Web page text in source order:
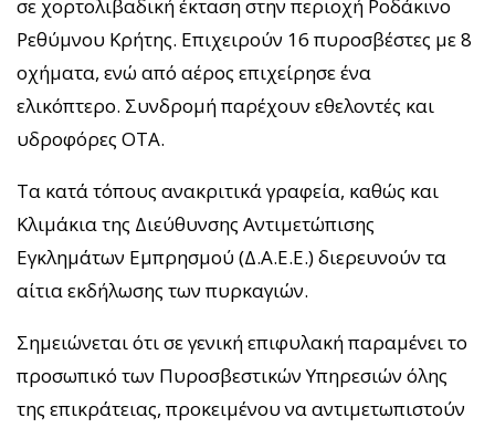
σε χορτολιβαδική έκταση στην περιοχή Ροδάκινο
Ρεθύμνου Κρήτης. Επιχειρούν 16 πυροσβέστες με 8
οχήματα, ενώ από αέρος επιχείρησε ένα
ελικόπτερο. Συνδρομή παρέχουν εθελοντές και
υδροφόρες ΟΤΑ.
Τα κατά τόπους ανακριτικά γραφεία, καθώς και
Κλιμάκια της Διεύθυνσης Αντιμετώπισης
Εγκλημάτων Εμπρησμού (Δ.Α.Ε.Ε.) διερευνούν τα
αίτια εκδήλωσης των πυρκαγιών.
Σημειώνεται ότι σε γενική επιφυλακή παραμένει το
προσωπικό των Πυροσβεστικών Υπηρεσιών όλης
της επικράτειας, προκειμένου να αντιμετωπιστούν